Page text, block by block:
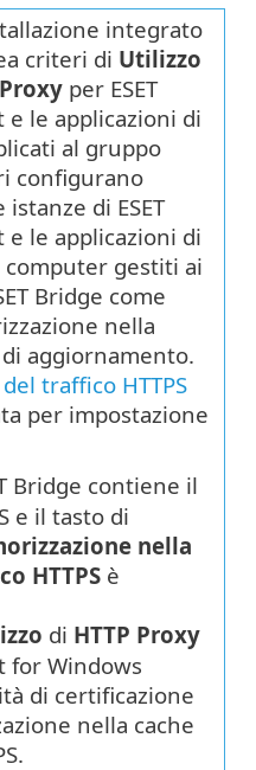
integrato
criteri di Utilizzo
per ESET
le applicazioni di
al gruppo
configurano
di ESET
le applicazioni di
computer gestiti ai
Bridge come
nella
aggiornamento.
traffico HTTPS
per impostazione
Bridge contiene il
e il tasto di
nella
HTTPS è
di HTTP Proxy
for Windows
di certificazione
nella cache